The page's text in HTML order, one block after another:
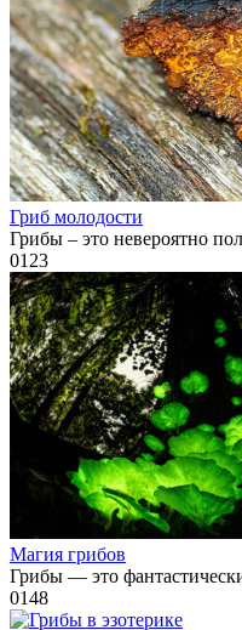
Гриб молодости
Грибы – это невероятно
0123
Магия грибов
Грибы — это
0148